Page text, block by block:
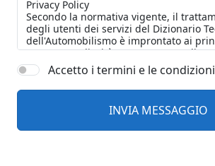
Accetto i termini e le condizioni